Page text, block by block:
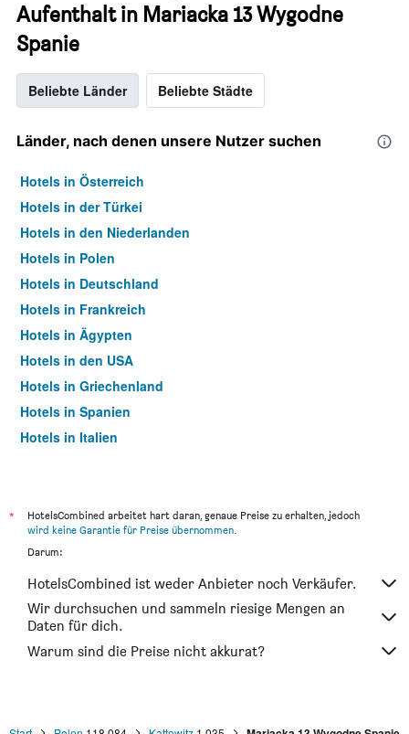
Aufenthalt in Mariacka 13 Wygodne
Spanie
Beliebte Länder Beliebte Städte
Länder, nach denen unsere Nutzer suchen
Hotels in Österreich
Hotels in der Türkei
Hotels in den Niederlanden
Hotels in Polen
Hotels in Deutschland
Hotels in Frankreich
Hotels in Ägypten
Hotels in den USA
Hotels in Griechenland
Hotels in Spanien
Hotels in Italien
*
HotelsCombined arbeitet hart daran, genaue Preise zu erhalten, jedoch
wird keine Garantie für Preise übernommen.
Darum:
HotelsCombined ist weder Anbieter noch Verkäufer.
Wir durchsuchen und sammeln riesige Mengen an
Daten für dich.
Warum sind die Preise nicht akkurat?